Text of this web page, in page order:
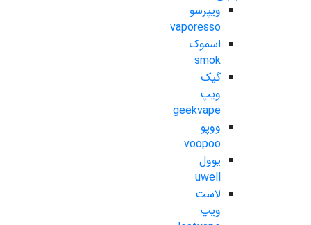
ویپرسو
vaporesso
اسموک
smok
گیک
ویپ
geekvape
ووپو
voopoo
یوول
uwell
لاست
ویپ